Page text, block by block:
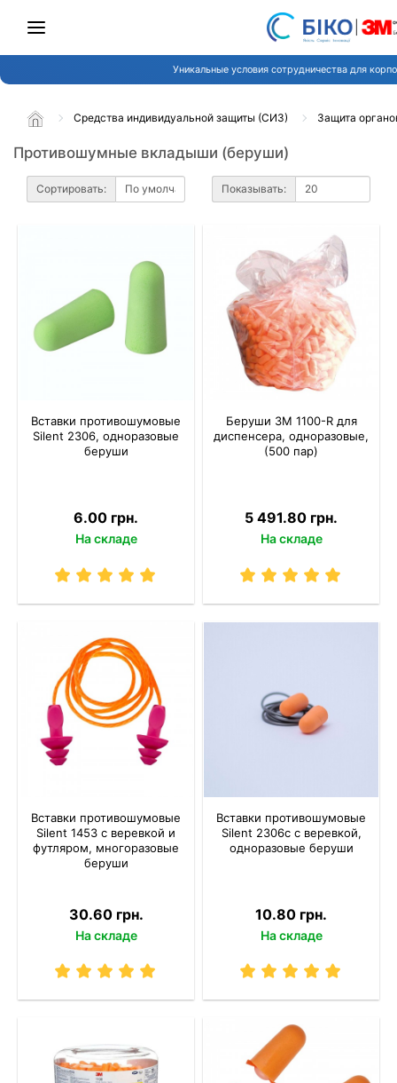
Уникальные условия сотрудничества для
Средства индивидуальной защиты (СИЗ) Защита
Противошумные вкладыши (беруши)
Сортировать: Показывать:
Вставки противошумовые
Silent 2306, одноразовые
беруши
6.00 грн.
На складе
Беруши 3M 1100-R для
диспенсера, одноразовые,
(500 пар)
5 491.80 грн.
На складе
Вставки противошумовые
Silent 1453 с веревкой и
футляром, многоразовые
беруши
30.60 грн.
На складе
Вставки противошумовые
Silent 2306c с веревкой,
одноразовые беруши
10.80 грн.
На складе